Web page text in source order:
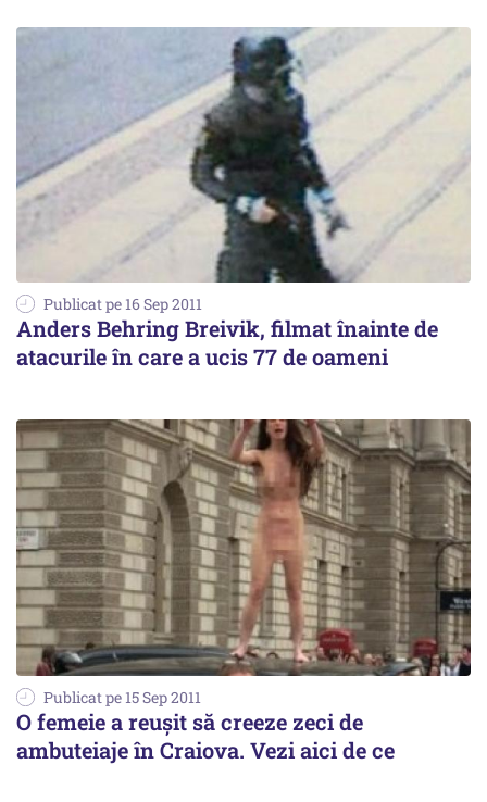
Publicat pe 16 Sep 2011
Anders Behring Breivik, filmat înainte de
atacurile în care a ucis 77 de oameni
Publicat pe 15 Sep 2011
O femeie a reuşit să creeze zeci de
ambuteiaje în Craiova. Vezi aici de ce